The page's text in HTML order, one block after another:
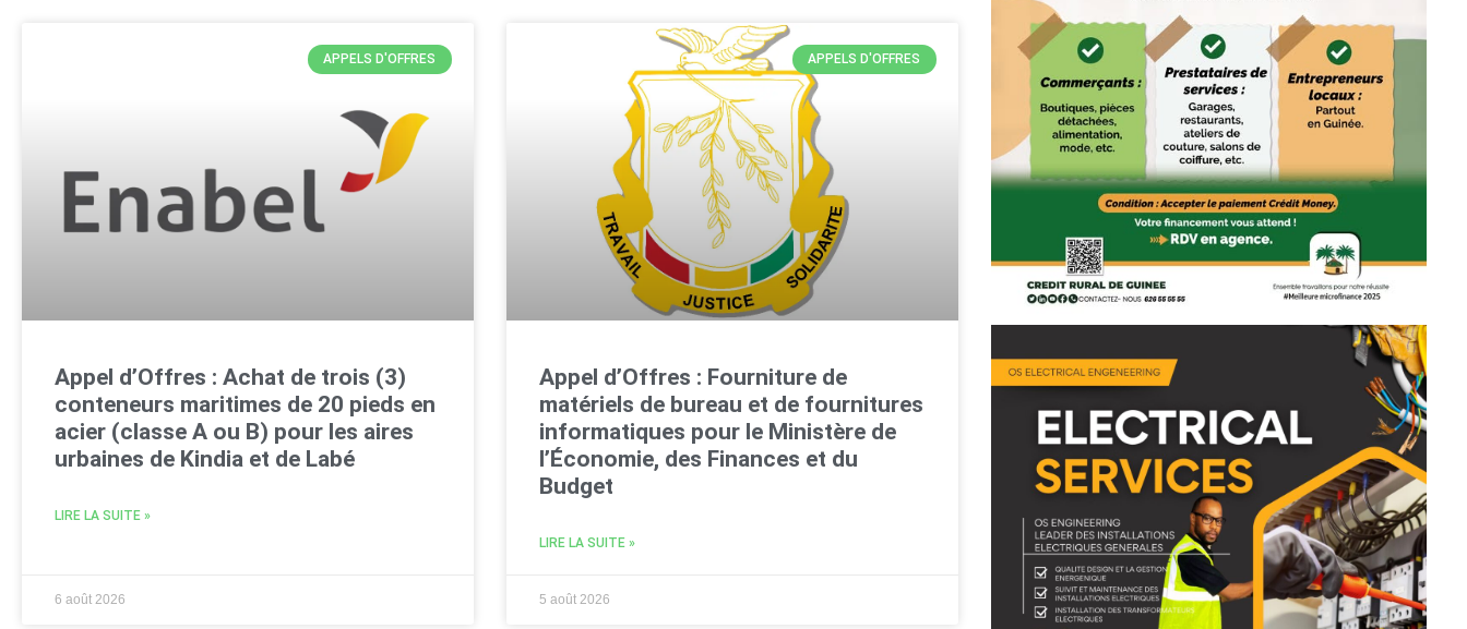
APPELS D'OFFRES
Appel d’Offres : Achat de trois (3)
conteneurs maritimes de 20 pieds en
acier (classe A ou B) pour les aires
urbaines de Kindia et de Labé
LIRE LA SUITE »
6 août 2026
APPELS D'OFFRES
Appel d’Offres : Fourniture de
matériels de bureau et de fournitures
informatiques pour le Ministère de
l’Économie, des Finances et du
Budget
LIRE LA SUITE »
5 août 2026